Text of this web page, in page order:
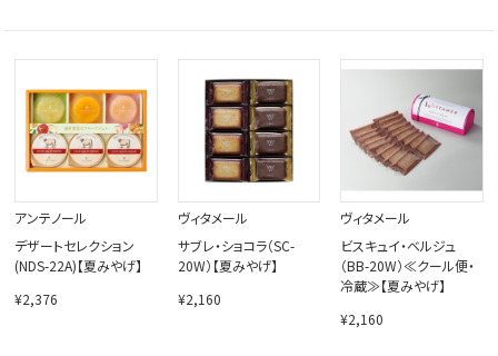
アンテノール
デザートセレクション
(NDS-22A)【夏みやげ】
¥2,376
ヴィタメール
サブレ・ショコラ（SC-
20W）【夏みやげ】
¥2,160
ヴィタメール
ビスキュイ・ベルジュ
（BB-20W）≪クール便・
冷蔵≫【夏みやげ】
¥2,160